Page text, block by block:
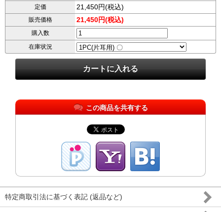
定価 21,450円(税込)
販売価格 21,450円(税込)
購入数
在庫状況
この商品を共有する
特定商取引法に基づく表記 (返品など)